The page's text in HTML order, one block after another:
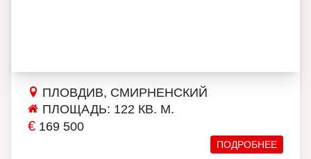
ПЛОВДИВ, СМИРНЕНСКИЙ
ПЛОЩАДЬ: 122 КВ. М.
€ 169 500
ПОДРОБНЕЕ